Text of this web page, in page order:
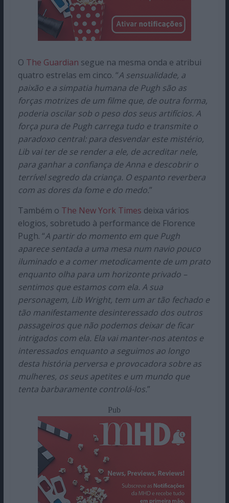
O The Guardian segue na mesma onda e atribui
quatro estrelas em cinco. “A sensualidade, a
paixão e a simpatia humana de Pugh são as
forças motrizes de um filme que, de outra forma,
poderia oscilar sob o peso dos seus artifícios. A
força pura de Pugh carrega tudo e transmite o
paradoxo central: para desvendar este mistério,
Lib vai ter de se render a ele, de acreditar nele,
para ganhar a confiança de Anna e descobrir o
terrível segredo da criança. O espanto reverbera
com as dores da fome e do medo.”
Também o The New York Times deixa vários
elogios, sobretudo à performance de Florence
Pugh. “A partir do momento em que Pugh
aparece sentada a uma mesa num navio pouco
iluminado e a comer metodicamente de um prato
enquanto olha para um horizonte privado –
sentimos que estamos com ela. A sua
personagem, Lib Wright, tem um ar tão fechado e
tão manifestamente desinteressado dos outros
passageiros que não podemos deixar de ficar
intrigados com ela. Ela vai manter-nos atentos e
interessados enquanto a seguimos ao longo
desta história perversa e provocadora sobre as
mulheres, os seus apetites e um mundo que
tenta barbaramente controlá-los.”
Pub